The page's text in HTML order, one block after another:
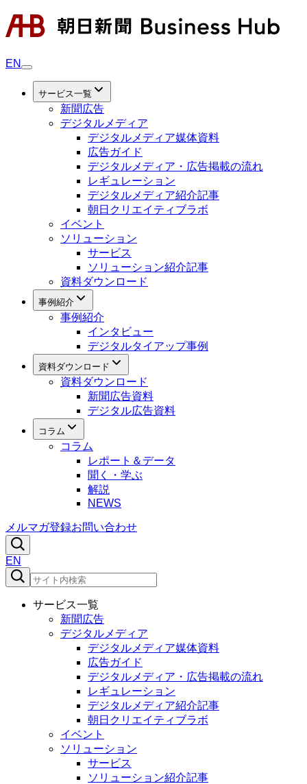
EN
サービス一覧
新聞広告
デジタルメディア
デジタルメディア媒体資料
広告ガイド
デジタルメディア・広告掲載の流れ
レギュレーション
デジタルメディア紹介記事
朝日クリエイティブラボ
イベント
ソリューション
サービス
ソリューション紹介記事
資料ダウンロード
事例紹介
事例紹介
インタビュー
デジタルタイアップ事例
資料ダウンロード
資料ダウンロード
新聞広告資料
デジタル広告資料
コラム
コラム
レポート＆データ
聞く・学ぶ
解説
NEWS
メルマガ登録お問い合わせ
EN
サービス一覧
新聞広告
デジタルメディア
デジタルメディア媒体資料
広告ガイド
デジタルメディア・広告掲載の流れ
レギュレーション
デジタルメディア紹介記事
朝日クリエイティブラボ
イベント
ソリューション
サービス
ソリューション紹介記事